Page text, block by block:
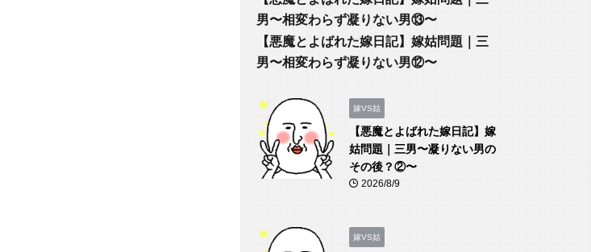
男〜相変わらず凝りない男⑬〜
【悪魔とよばれた嫁日記】嫁姑問題｜三
男〜相変わらず凝りない男⑫〜
嫁VS姑
【悪魔とよばれた嫁日記】嫁
姑問題｜三男〜凝りない男の
その後？②〜
2026/8/9
嫁VS姑